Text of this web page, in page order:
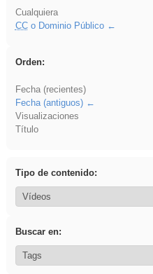
Cualquiera
CCo Dominio Público
Orden:
Fecha (recientes)
Fecha (antiguos)
Visualizaciones
Título
Tipo de contenido:
Buscar en: